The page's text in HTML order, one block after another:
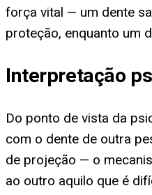
força vital — um dente
proteção, enquanto um
Interpretação
Do ponto de vista da
com o dente de outra
de projeção — o
ao outro aquilo que é